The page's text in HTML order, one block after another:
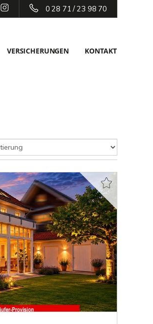
0 28 71 / 23 98 70
VERSICHERUNGEN KONTAKT